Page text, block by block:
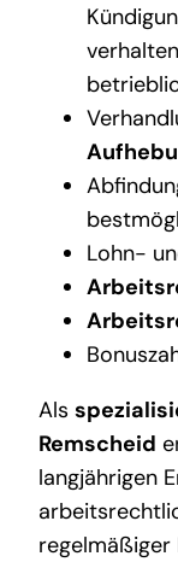
Lohn-
Als
Remscheid
langjährigen